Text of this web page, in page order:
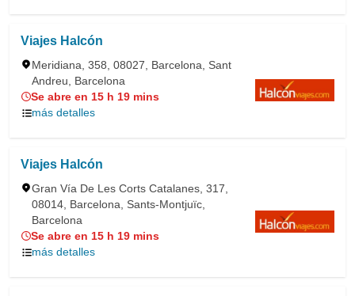
Viajes Halcón
Meridiana, 358, 08027, Barcelona, Sant
Andreu, Barcelona
Se abre en 15 h 19 mins
más detalles
Viajes Halcón
Gran Vía De Les Corts Catalanes, 317,
08014, Barcelona, Sants-Montjuïc,
Barcelona
Se abre en 15 h 19 mins
más detalles